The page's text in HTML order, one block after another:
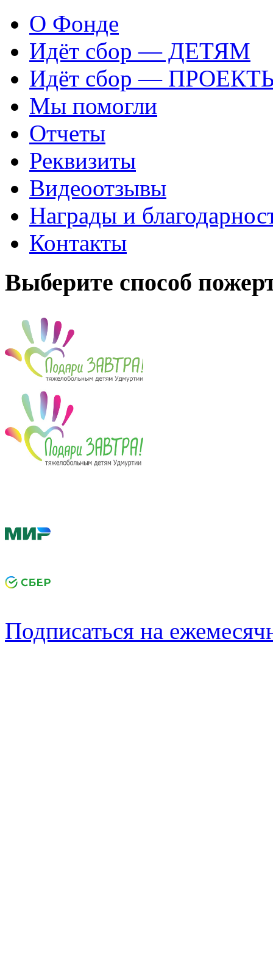
О Фонде
Идёт сбор — ДЕТЯМ
Идёт сбор —
Мы помогли
Отчеты
Реквизиты
Видеоотзывы
Награды и
Контакты
Выберите способ
Подписаться на